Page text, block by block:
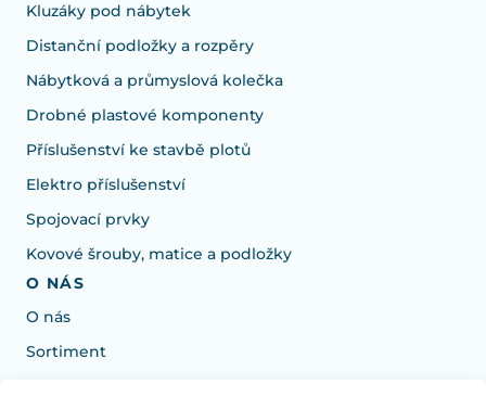
Kluzáky pod nábytek
Distanční podložky a rozpěry
Nábytková a průmyslová kolečka
Drobné plastové komponenty
Příslušenství ke stavbě plotů
Elektro příslušenství
Spojovací prvky
Kovové šrouby, matice a podložky
O NÁS
O nás
Sortiment